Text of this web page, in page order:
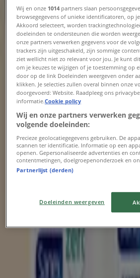
Boots
Boots Promo
Verloopt 21-8Amersfoort
Oriflame
Exclusieve deals voor
De Online Drogist
De Online Drogist Promo
Amersfoort
Vervalt vandaag
Etos
Wij en onze 1014 partners slaan
browsegegevens of unieke identificatoren, op
Akkoord selecteert, worden
doeleinden te ondersteunen die worden
onze partners verwerken gegevens voor de
trackers zijn uitgeschakeld, zijn sommige
ziet wellicht niet zo relevant voor jou. Je kunt
om je keuzes te wijzigen of je toestemming op
door op de link Doeleinden weergeven onder
klikken. Je selecties zullen overal binnen onze
doorgevoerd: Website. Raadpleeg ons
informatie.Cookie policy
Wij en onze partners verwerken
volgende doeleinden:
Precieze geolocatiegegevens gebruiken. De
scannen ter identificatie. Informatie op een
openen. Gepersonaliseerde advertenties en
contentmetingen, doelgroepenonderzoek en
Partnerlijst (derden)
Doeleinden weergeven